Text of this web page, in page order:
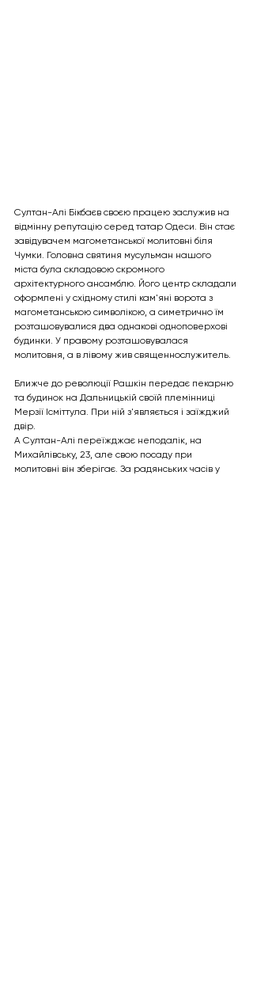
Султан-Алі Бікбаєв своєю працею заслужив на
відмінну репутацію серед татар Одеси. Він стає
завідувачем магометанської молитовні біля
Чумки. Головна святиня мусульман нашого
міста була складовою скромного
архітектурного ансамблю. Його центр складали
оформлені у східному стилі кам'яні ворота з
магометанською символікою, а симетрично їм
розташовувалися два однакові одноповерхові
будинки. У правому розташовувалася
молитовня, а в лівому жив священнослужитель.
Ближче до революції Рашкін передає пекарню
та будинок на Дальницькій своїй племінниці
Мерзії Ісміттула. При ній з'являється і заїжджий
двір.
А Султан-Алі переїжджає неподалік, на
Михайлівську, 23, але свою посаду при
молитовні він зберігає. За радянських часів у